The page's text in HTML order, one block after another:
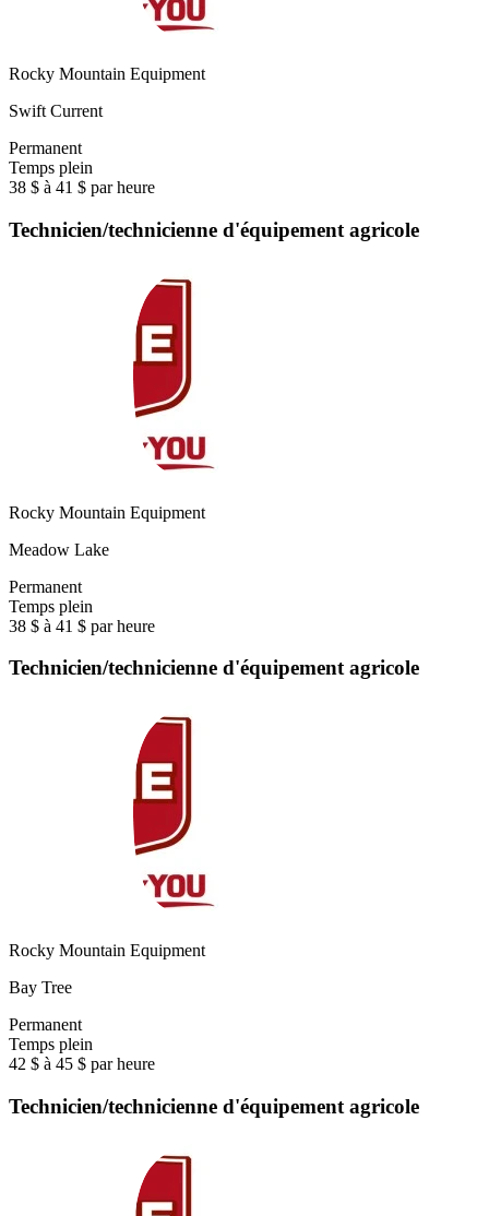
Rocky Mountain Equipment
Swift Current
Permanent
Temps plein
38 $ à 41 $ par heure
Technicien/technicienne d'équipement agricole
Rocky Mountain Equipment
Meadow Lake
Permanent
Temps plein
38 $ à 41 $ par heure
Technicien/technicienne d'équipement agricole
Rocky Mountain Equipment
Bay Tree
Permanent
Temps plein
42 $ à 45 $ par heure
Technicien/technicienne d'équipement agricole